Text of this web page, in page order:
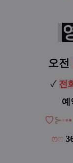
오전
✓ 전
예
♡⊱•••
ෆෆ